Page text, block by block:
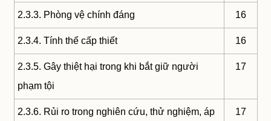
2.3.3. Phòng vệ chính đáng 16
2.3.4. Tính thế cấp thiết 16
2.3.5. Gây thiệt hại trong khi bắt giữ người
phạm tội
17
2.3.6. Rủi ro trong nghiên cứu, thử nghiệm, áp
17